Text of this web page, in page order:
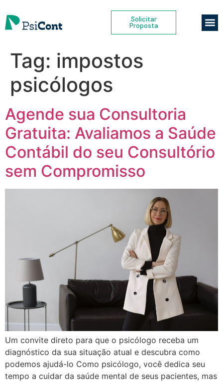
Solicitar
Proposta
Tag: impostos
psicólogos
Agende sua Consultoria
Gratuita: Avaliamos a Saúde
Contábil do seu Consultório
sem Compromisso
Um convite direto para que o psicólogo receba um
diagnóstico da sua situação atual e descubra como
podemos ajudá-lo Como psicólogo, você dedica seu
tempo a cuidar da saúde mental de seus pacientes, mas